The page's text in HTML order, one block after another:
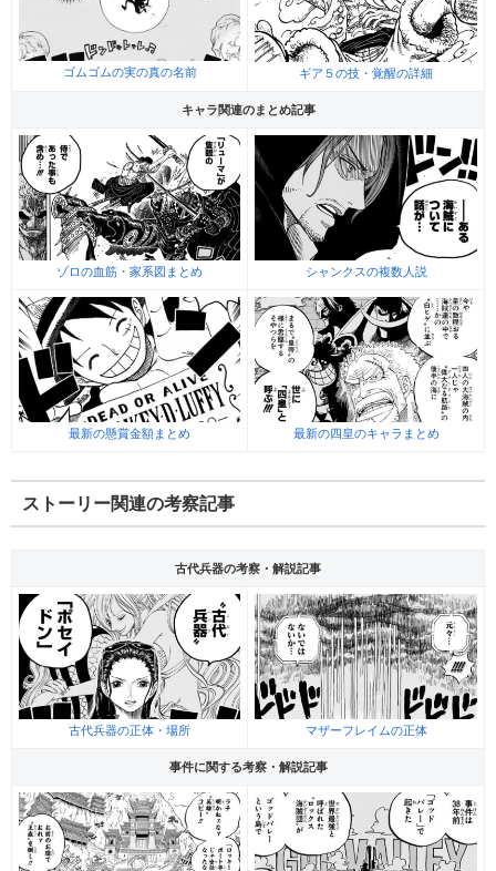
ゴムゴムの実の真の名前 ギア５の技・覚醒の詳細
キャラ関連のまとめ記事
ゾロの血筋・家系図まとめ シャンクスの複数人説
最新の懸賞金額まとめ 最新の四皇のキャラまとめ
ストーリー関連の考察記事
古代兵器の考察・解説記事
古代兵器の正体・場所 マザーフレイムの正体
事件に関する考察・解説記事